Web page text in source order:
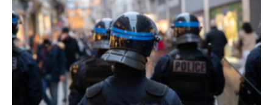
individuelle
des
policiers
et
gendarmes